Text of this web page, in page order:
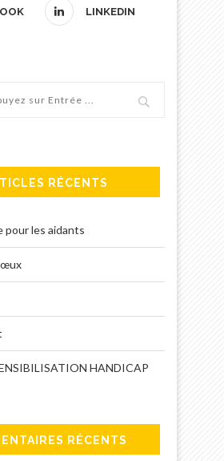
LINKEDIN
RÉCENTS
les aidants
HANDICAP
RÉCENTS